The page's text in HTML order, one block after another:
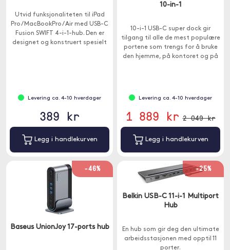
Utvid funksjonaliteten til iPad
Pro / MacBookPro / Air med USB-C
Fusion SWIFT 4-i-1-hub. Den er
designet og konstruert spesielt
Levering ca. 4-10 hverdager
389 kr
Legg i handlekurven
10-in-1
10-i-1 USB-C super dock gir
tilgang til alle de mest populære
portene som trengs for å bruke
den hjemme, på kontoret og på
Levering ca. 4-10 hverdager
1 889 kr 2 049 kr
Legg i handlekurven
-46%
Baseus UnionJoy 17-ports hub
-25%
Belkin USB-C 11-i-1 Multiport
Hub
En hub som gir deg den ultimate
arbeidsstasjonen med opptil 11
porter.